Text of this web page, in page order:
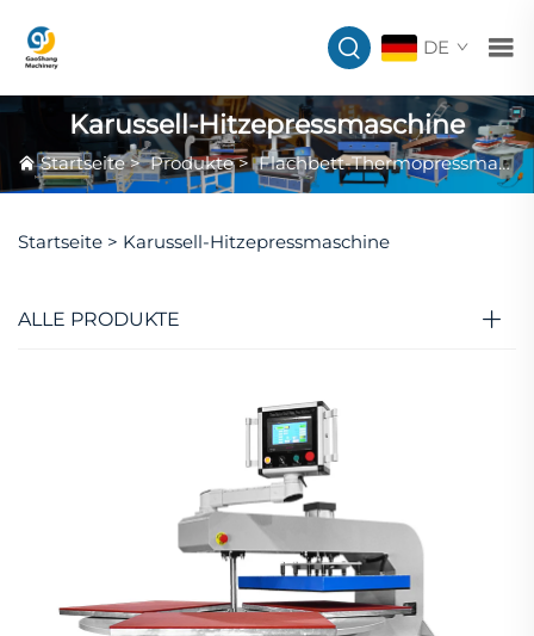
DE
Karussell-Hitzepressmaschine
Startseite>Produkte>Flachbett-Thermopressmaschine
Startseite > Karussell-Hitzepressmaschine
ALLE PRODUKTE